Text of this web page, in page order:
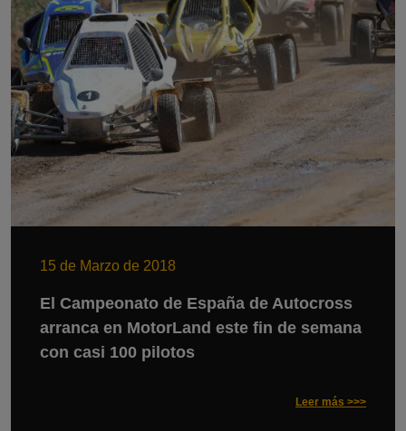
15 de Marzo de 2018
El Campeonato de España de Autocross
arranca en MotorLand este fin de semana
con casi 100 pilotos
Leer más >>>